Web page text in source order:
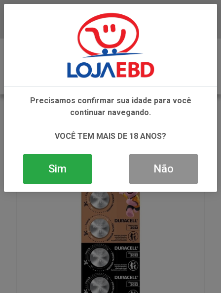
Baixe já nosso APP
PILHA ALCALINA
BATERIA LITIO MOEDA CR2032 1UN DURACELL
Precisamos confirmar sua idade para você
continuar navegando.
VOCÊ TEM MAIS DE 18 ANOS?
Sim Não